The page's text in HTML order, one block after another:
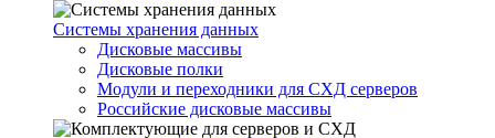
Системы хранения данных
Дисковые массивы
Дисковые полки
Модули и переходники для СХД серверов
Российские дисковые массивы